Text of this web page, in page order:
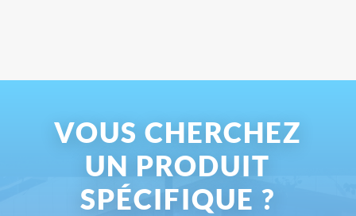
VOUS CHERCHEZ
UN PRODUIT
SPÉCIFIQUE ?